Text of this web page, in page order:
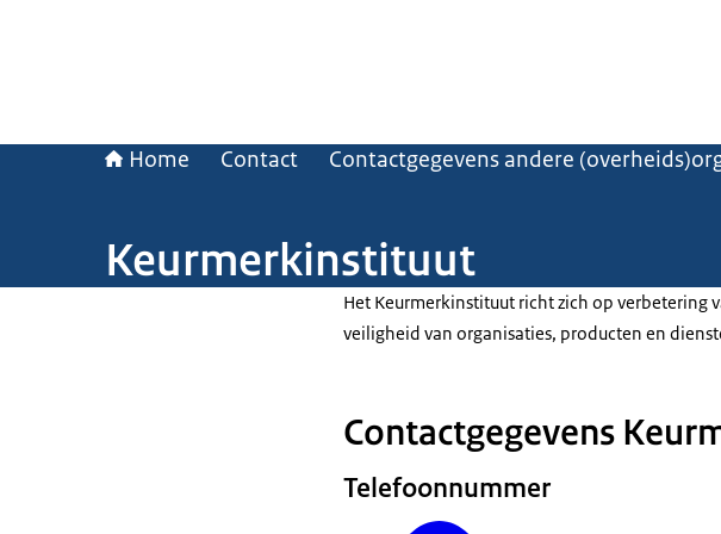
Home Contact Contactgegevens andere
Keurmerkinstituut
Het Keurmerkinstituut richt zich op verbetering
veiligheid van organisaties, producten en
Contactgegevens
Telefoonnummer